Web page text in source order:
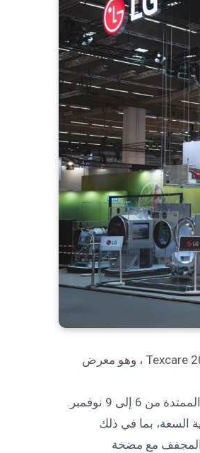
قدمت شركة إل جي للإلكترونيات مجموعة الغسيل الاحترافية الجديدة في Texcare 2024 ، وهو معرض
9 نوفمبر.
السعة، بما في ذلك